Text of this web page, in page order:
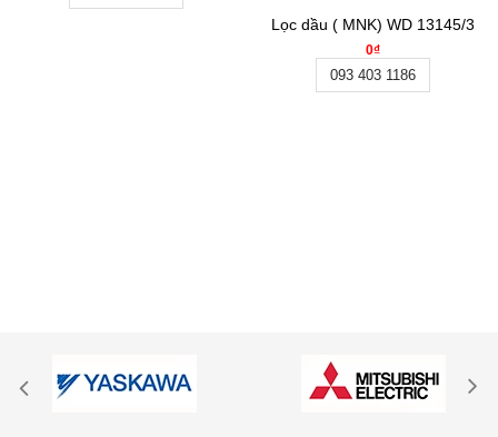
Lọc dầu ( MNK) WD 13145/3
0₫
093 403 1186